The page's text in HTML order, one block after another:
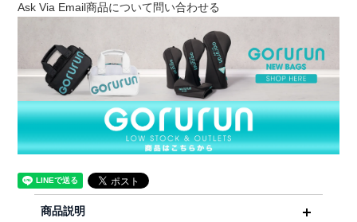
Ask Via Email商品について問い合わせる
商品説明